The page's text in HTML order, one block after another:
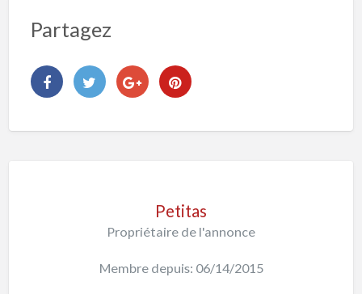
Partagez
Petitas
Propriétaire de l'annonce
Membre depuis: 06/14/2015